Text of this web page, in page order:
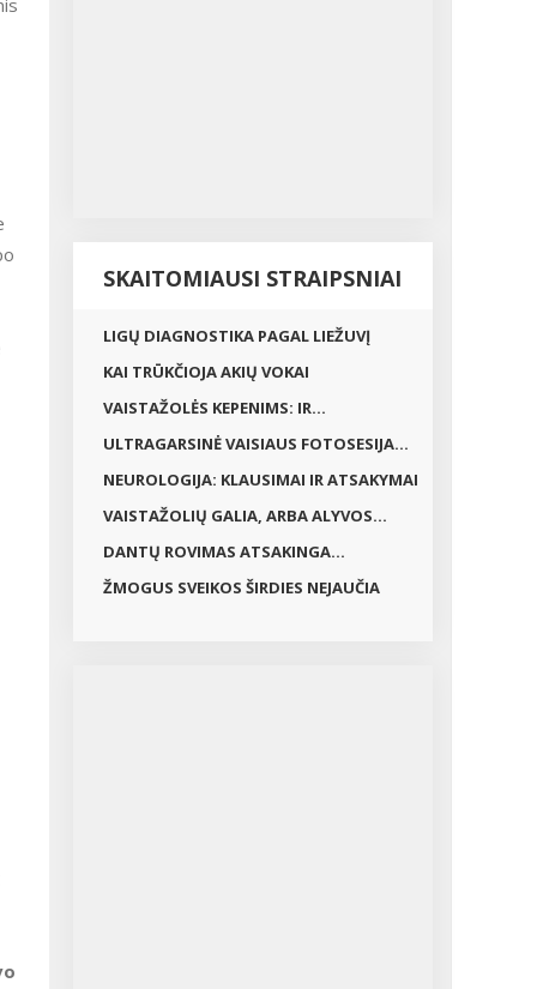
SKAITOMIAUSI STRAIPSNIAI
LIGŲ DIAGNOSTIKA PAGAL LIEŽUVĮ
KAI TRŪKČIOJA AKIŲ VOKAI
VAISTAŽOLĖS KEPENIMS: IR...
ULTRAGARSINĖ VAISIAUS FOTOSESIJA...
NEUROLOGIJA: KLAUSIMAI IR ATSAKYMAI
VAISTAŽOLIŲ GALIA, ARBA ALYVOS...
DANTŲ ROVIMAS ATSAKINGA...
ŽMOGUS SVEIKOS ŠIRDIES NEJAUČIA